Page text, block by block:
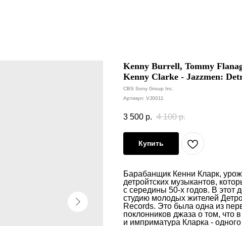
Kenny Burrell, Tommy
Kenny Clarke - Jazzmen:
CBS Sony Group Inc.
Артикул: VJ0011
3 500 р. 4 100 р.
Купить
Барабанщик Кенни Кларк,
детройтских музыкантов,
с середины 50-х годов. В этот
студию молодых жителей
Records. Это была одна из
поклонников джаза о том, что
и имприматура Кларка -